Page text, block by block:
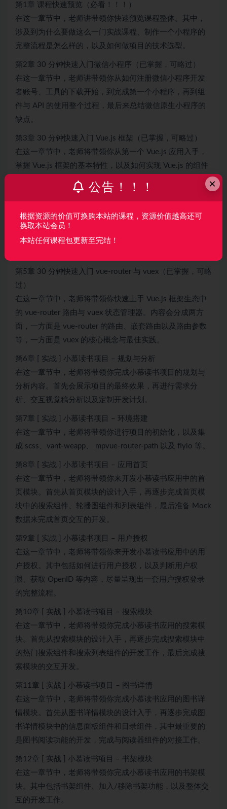
第1章 课程快速预览（必看！！！）
在这一章节中，老师讲带领你快速预览课程整体。其中，
涉及到为什么要做这么一门实战课程、制作一个小程序的
完整流程是怎么样的，以及如何做项目的技术选型。
第2章 30 分钟快速入门微信小程序（已掌握，可略过）
在这一章节中，老师讲带领你从如何注册微信小程序开发
者账号、工具的下载开始，到完成第一个小程序，再到组
件与 API 的使用整个过程，最后来总结微信原生小程序的
缺点。
第3章 30 分钟快速入门 Vue.js 框架（已掌握，可略过）
在这一章节中，老师将带领你从第一个 Vue.js 应用入手，
掌握 Vue.js 框架的基本特性，以及如何实现 Vue.js 的组件
化，最后再来说说如何使用脚手架搭建 Vue.js 开发环境。
在这一章节中，老师将带领你快速入门多端小程序框架
mpvue。先来了解什么是 mpvue 框架，mpvue 与原生小程
序开发的对比，以及如何通过脚手架初始化 mpvue 项目，
第5章 30 分钟快速入门 vue-router 与 vuex（已掌握，可略
过）
在这一章节中，老师将带领你快速上手 Vue.js 框架生态中
的 vue-router 路由与 vuex 状态管理器。内容会分成两方
面，一方面是 vue-router 的路由、嵌套路由以及路由参数
等，一方面是 vuex 的核心概念与最佳实践。
第6章 [ 实战 ] 小慕读书项目 – 规划与分析
在这一章节中，老师将带领你完成小慕读书项目的规划与
分析内容。首先会展示项目的最终效果，再进行需求分
析、交互视觉稿分析以及定制开发计划。
第7章 [ 实战 ] 小慕读书项目 – 环境搭建
在这一章节中，老师将带领你进行项目的初始化，以及集
成 scss、vant-weapp、 mpvue-router-path 以及 flyio 等。
第8章 [ 实战 ] 小慕读书项目 – 应用首页
在这一章节中，老师将带领你来开发小慕读书应用中的首
页模块。首先从首页模块的设计入手，再逐步完成首页模
块中的搜索组件、轮播图组件和列表组件，最后准备 Mock
数据来完成首页交互的开发。
第9章 [ 实战 ] 小慕读书项目 – 用户授权
在这一章节中，老师将带领你来开发小慕读书应用中的用
户授权。其中包括如何进行用户授权，以及判断用户权
限、获取 OpenID 等内容，尽量呈现出一套用户授权登录
的完整流程。
第10章 [ 实战 ] 小慕读书项目 – 搜索模块
在这一章节中，老师将带领你完成小慕读书应用的搜索模
块。首先从搜索模块的设计入手，再逐步完成搜索模块中
的热门搜索组件和搜索列表组件的开发工作，最后完成搜
索模块的交互开发。
第11章 [ 实战 ] 小慕读书项目 – 图书详情
在这一章节中，老师将带领你完成小慕读书应用的图书详
情模块。首先从图书详情模块的设计入手，再逐步完成图
书详情模块中的信息面板组件和目录组件，其中最重要的
是图书阅读功能的开发，完成与阅读器组件的对接工作。
第12章 [ 实战 ] 小慕读书项目 – 书架模块
在这一章节中，老师将带领你完成小慕读书应用的书架模
块。其中包括书架组件、加入/移除书架功能，以及整体交
互的开发工作。
×
公告！！！
根据资源的价值可换购本站的课程，资源价值越高还可
换取本站会员！
本站任何课程包更新至完结！